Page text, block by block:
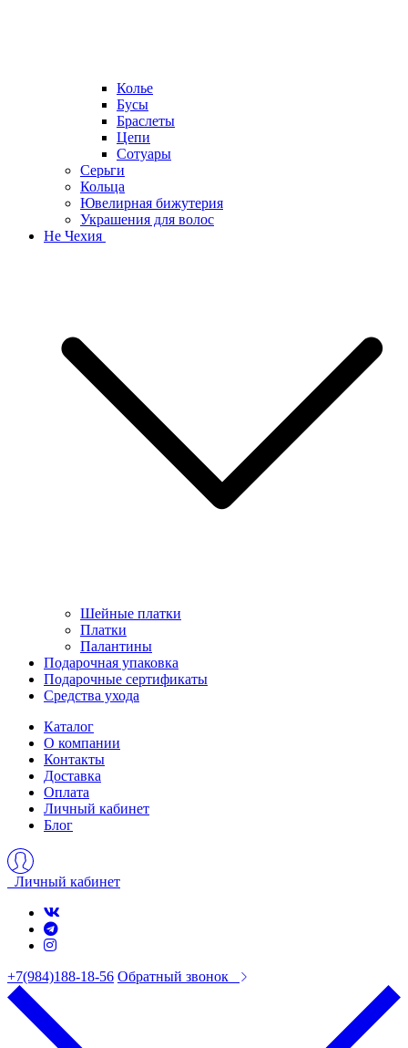
Колье
Бусы
Браслеты
Цепи
Сотуары
Серьги
Кольца
Ювелирная бижутерия
Украшения для волос
Не Чехия
Шейные платки
Платки
Палантины
Подарочная упаковка
Подарочные сертификаты
Средства ухода
Каталог
О компании
Контакты
Доставка
Оплата
Личный кабинет
Блог
Личный кабинет
+7(984)188-18-56 Обратный звонок